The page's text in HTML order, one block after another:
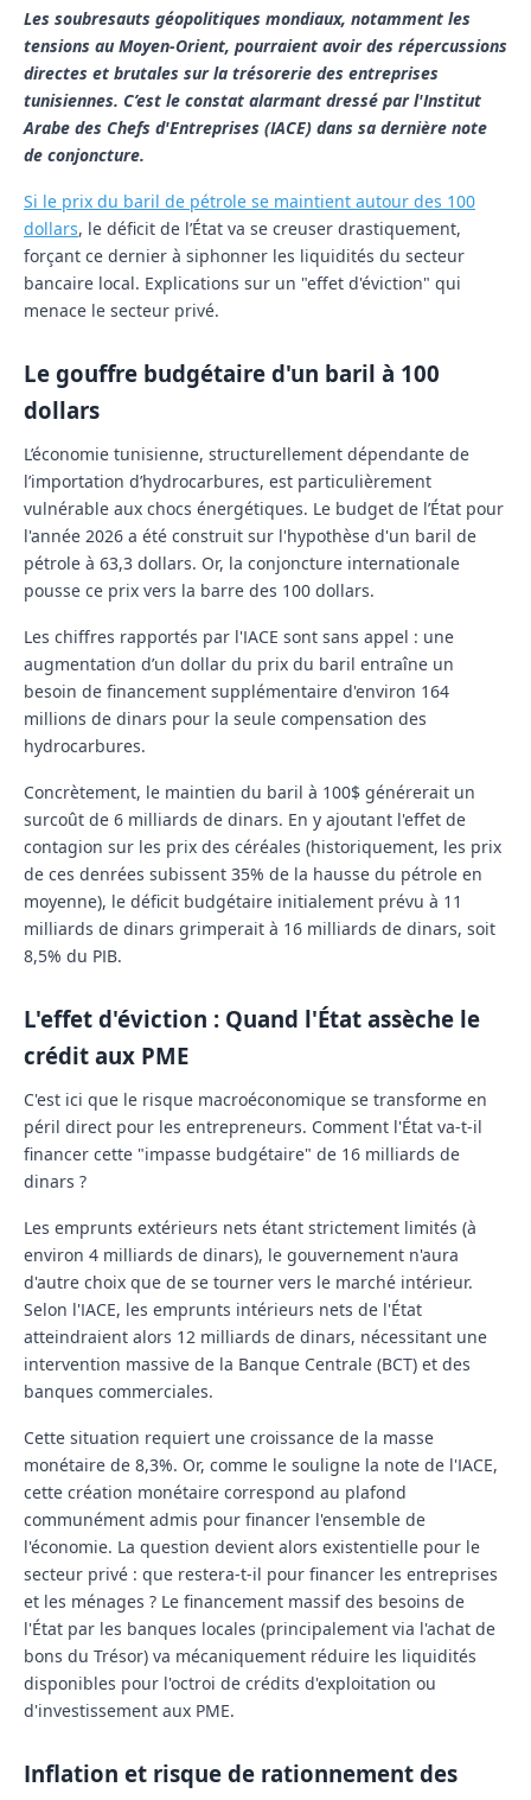
Les soubresauts géopolitiques mondiaux, notamment les
tensions au Moyen-Orient, pourraient avoir des répercussions
directes et brutales sur la trésorerie des entreprises
tunisiennes. C’est le constat alarmant dressé par l'Institut
Arabe des Chefs d'Entreprises (IACE) dans sa dernière note
de conjoncture.
Si le prix du baril de pétrole se maintient autour des 100
dollars, le déficit de l’État va se creuser drastiquement,
forçant ce dernier à siphonner les liquidités du secteur
bancaire local. Explications sur un "effet d'éviction" qui
menace le secteur privé.
Le gouffre budgétaire d'un baril à 100
dollars
L’économie tunisienne, structurellement dépendante de
l’importation d’hydrocarbures, est particulièrement
vulnérable aux chocs énergétiques. Le budget de l’État pour
l'année 2026 a été construit sur l'hypothèse d'un baril de
pétrole à 63,3 dollars. Or, la conjoncture internationale
pousse ce prix vers la barre des 100 dollars.
Les chiffres rapportés par l'IACE sont sans appel : une
augmentation d’un dollar du prix du baril entraîne un
besoin de financement supplémentaire d'environ 164
millions de dinars pour la seule compensation des
hydrocarbures.
Concrètement, le maintien du baril à 100$ générerait un
surcoût de 6 milliards de dinars. En y ajoutant l'effet de
contagion sur les prix des céréales (historiquement, les prix
de ces denrées subissent 35% de la hausse du pétrole en
moyenne), le déficit budgétaire initialement prévu à 11
milliards de dinars grimperait à 16 milliards de dinars, soit
8,5% du PIB.
L'effet d'éviction : Quand l'État assèche le
crédit aux PME
C'est ici que le risque macroéconomique se transforme en
péril direct pour les entrepreneurs. Comment l'État va-t-il
financer cette "impasse budgétaire" de 16 milliards de
dinars ?
Les emprunts extérieurs nets étant strictement limités (à
environ 4 milliards de dinars), le gouvernement n'aura
d'autre choix que de se tourner vers le marché intérieur.
Selon l'IACE, les emprunts intérieurs nets de l'État
atteindraient alors 12 milliards de dinars, nécessitant une
intervention massive de la Banque Centrale (BCT) et des
banques commerciales.
Cette situation requiert une croissance de la masse
monétaire de 8,3%. Or, comme le souligne la note de l'IACE,
cette création monétaire correspond au plafond
communément admis pour financer l'ensemble de
l'économie. La question devient alors existentielle pour le
secteur privé : que restera-t-il pour financer les entreprises
et les ménages ? Le financement massif des besoins de
l'État par les banques locales (principalement via l'achat de
bons du Trésor) va mécaniquement réduire les liquidités
disponibles pour l'octroi de crédits d'exploitation ou
d'investissement aux PME.
Inflation et risque de rationnement des